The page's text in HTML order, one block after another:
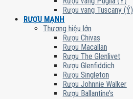
Rượu vang Tuscany (Ý)
RƯỢU MẠNH
Thương hiệu lớn
Rượu Chivas
Rượu Macallan
Rượu The Glenlivet
Rượu Glenfiddich
Rượu Singleton
Rượu Johnnie Walker
Rượu Ballantine’s